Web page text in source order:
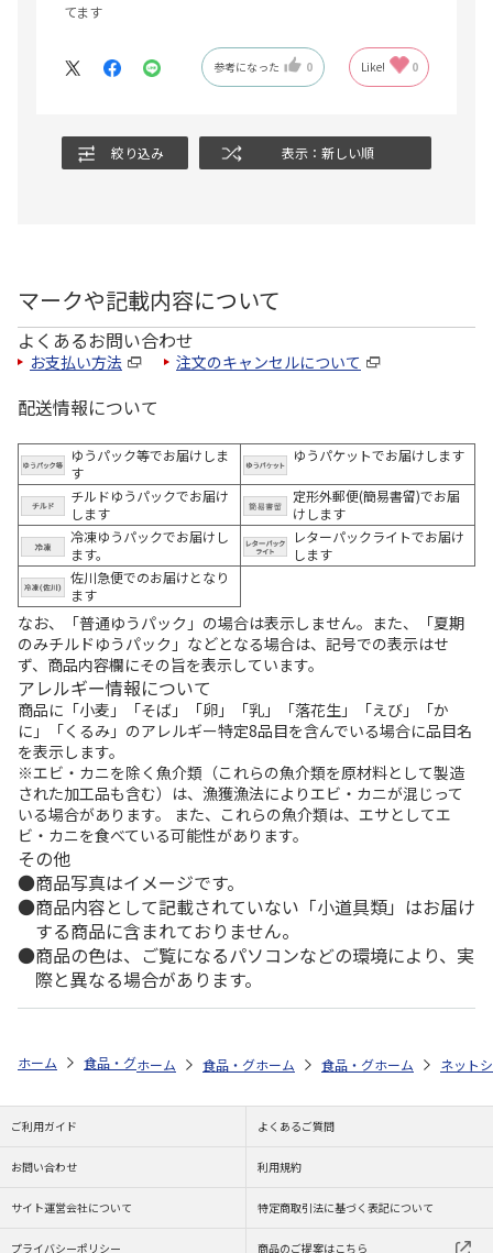
てます
参考になった 0 Like! 0
絞り込み 表示：新しい順
マークや記載内容について
よくあるお問い合わせ
お支払い方法 注文のキャンセルについて
配送情報について
ゆうパック等でお届けしま
す
ゆうパケットでお届けします
チルドゆうパックでお届け
します
定形外郵便(簡易書留)でお届
けします
冷凍ゆうパックでお届けし
ます。
レターパックライトでお届け
します
佐川急便でのお届けとなり
ます
なお、「普通ゆうパック」の場合は表示しません。また、「夏期
のみチルドゆうパック」などとなる場合は、記号での表示はせ
ず、商品内容欄にその旨を表示しています。
アレルギー情報について
商品に「小麦」「そば」「卵」「乳」「落花生」「えび」「か
に」「くるみ」のアレルギー特定8品目を含んでいる場合に品目名
を表示します。
※エビ・カニを除く魚介類（これらの魚介類を原材料として製造
された加工品も含む）は、漁獲漁法によりエビ・カニが混じって
いる場合があります。 また、これらの魚介類は、エサとしてエ
ビ・カニを食べている可能性があります。
その他
商品写真はイメージです。
商品内容として記載されていない「小道具類」はお届け
する商品に含まれておりません。
商品の色は、ご覧になるパソコンなどの環境により、実
際と異なる場合があります。
ホーム 食品・グルメストア 都道府県から探す 青森県 【光セン
ホーム 食品・グルメストア 都道府県から探す
ホーム 食品・グルメストア 都
ホーム ネット
ご利用ガイド よくあるご質問
お問い合わせ 利用規約
サイト運営会社について 特定商取引法に基づく表記について
プライバシーポリシー 商品のご提案はこちら